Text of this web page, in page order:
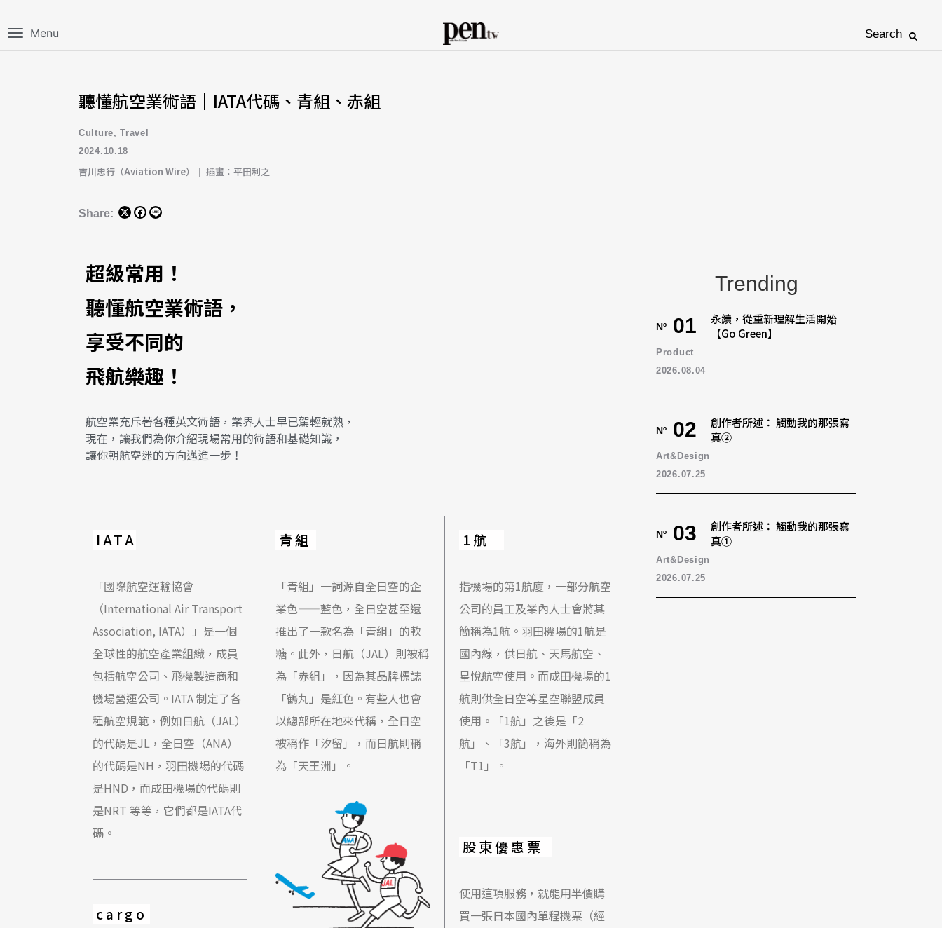
Menu Search
聽懂航空業術語｜IATA代碼、青組、赤組
Culture,Travel
2024.10.18
吉川忠行（Aviation Wire）｜ 插畫：平田利之
Share:
超級常用！
聽懂航空業術語，
享受不同的
飛航樂趣！
航空業充斥著各種英文術語，業界人士早已駕輕就熟，
現在，讓我們為你介紹現場常用的術語和基礎知識，
讓你朝航空迷的方向邁進一步！
IATA
「國際航空運輸協會
（International Air Transport
Association, IATA）」是一個
全球性的航空產業組織，成員
包括航空公司、飛機製造商和
機場營運公司。IATA 制定了各
種航空規範，例如日航（JAL）
的代碼是JL，全日空（ANA）
的代碼是NH，羽田機場的代碼
是HND，而成田機場的代碼則
是NRT 等等，它們都是IATA代
碼。
cargo
青組
「青組」一詞源自全日空的企
業色——藍色，全日空甚至還
推出了一款名為「青組」的軟
糖。此外，日航（JAL）則被稱
為「赤組」，因為其品牌標誌
「鶴丸」是紅色。有些人也會
以總部所在地來代稱，全日空
被稱作「汐留」，而日航則稱
為「天王洲」。
1航
指機場的第1航廈，一部分航空
公司的員工及業內人士會將其
簡稱為1航。羽田機場的1航是
國內線，供日航、天馬航空、
星悅航空使用。而成田機場的1
航則供全日空等星空聯盟成員
使用。「1航」之後是「2
航」、「3航」，海外則簡稱為
「T1」。
股東優惠票
使用這項服務，就能用半價購
買一張日本國內單程機票（經
Trending
Nº 01
永續，從重新理解生活開始
【Go Green】
Product
2026.08.04
Nº 02
創作者所述： 觸動我的那張寫
真②
Art&Design
2026.07.25
Nº 03
創作者所述： 觸動我的那張寫
真①
Art&Design
2026.07.25